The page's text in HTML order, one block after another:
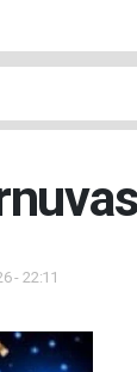
- 22:11